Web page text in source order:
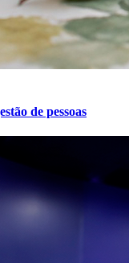
de pessoas